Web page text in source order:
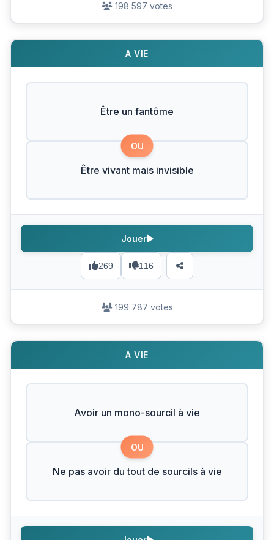
198 597 votes
A VIE
Être un fantôme
OU
Être vivant mais invisible
269 116
Jouer
199 787 votes
A VIE
Avoir un mono-sourcil à vie
OU
Ne pas avoir du tout de sourcils à vie